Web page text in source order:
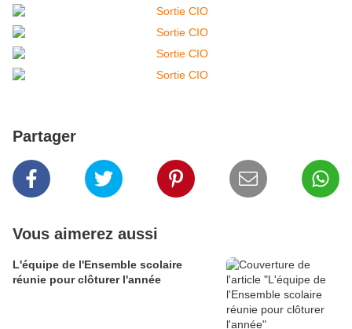
Partager
Vous aimerez aussi
L'équipe de l'Ensemble scolaire
réunie pour clôturer l'année